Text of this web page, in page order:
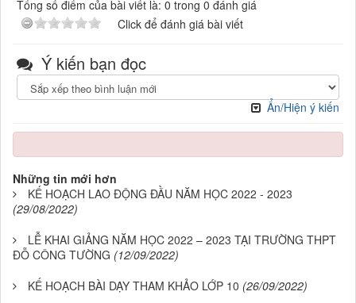
Tổng số điểm của bài viết là: 0 trong 0 đánh giá
Click để đánh giá bài viết
Ý kiến bạn đọc
Ẩn/Hiện ý kiến
Những tin mới hơn
KẾ HOẠCH LAO ĐỘNG ĐẦU NĂM HỌC 2022 - 2023
(29/08/2022)
LỄ KHAI GIẢNG NĂM HỌC 2022 – 2023 TẠI TRƯỜNG THPT
ĐỖ CÔNG TƯỜNG (12/09/2022)
KẾ HOẠCH BÀI DẠY THAM KHẢO LỚP 10 (26/09/2022)